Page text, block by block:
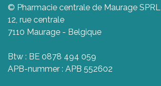
© Pharmacie centrale de Maurage SPRL
12, rue centrale
7110 Maurage - Belgique
Btw : BE 0878 494 059
APB-nummer : APB 552602